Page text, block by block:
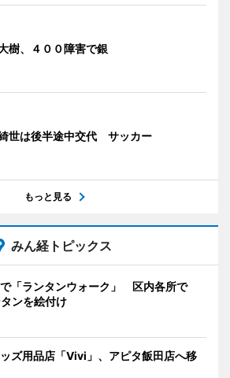
樹、４００障害で銀
綺世は後半途中交代 サッカー
もっと見る
みん経トピックス
「ランタンウォーク」 区内各所で
ンを絵付け
ズ用品店「Vivi」、アピタ飯田店へ移